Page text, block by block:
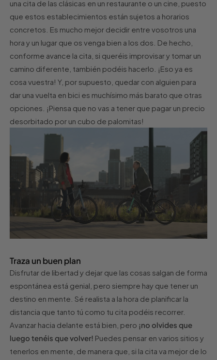
una cita de las clásicas en un restaurante o un cine, puesto
que estos establecimientos están sujetos a horarios
concretos. Es mucho mejor decidir entre vosotros una
hora y un lugar que os venga bien a los dos. De hecho,
conforme avance la cita, si queréis improvisar y tomar un
camino diferente, también podéis hacerlo. ¡Eso ya es
cosa vuestra! Y, por supuesto, quedar con alguien para
dar una vuelta en bici es muchísimo más barato que otras
opciones. ¡Piensa que no vas a tener que pagar un precio
desorbitado por un cubo de palomitas!
Traza un buen plan
Disfrutar de libertad y dejar que las cosas salgan de forma
espontánea está genial, pero siempre hay que tener un
destino en mente. Sé realista a la hora de planificar la
distancia que tanto tú como tu cita podéis recorrer.
Avanzar hacia delante está bien, pero ¡no olvides que
luego tenéis que volver! Puedes pensar en varios sitios y
tenerlos en mente, de manera que, si la cita va mejor de lo